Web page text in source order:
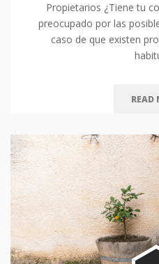
Propietarios ¿Tiene tu
preocupado por las
caso de que existen
READ